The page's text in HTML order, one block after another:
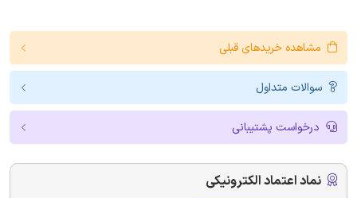
مشاهده خریدهای قبلی
سوالات متداول
درخواست پشتیبانی
نماد اعتماد الکترونیکی